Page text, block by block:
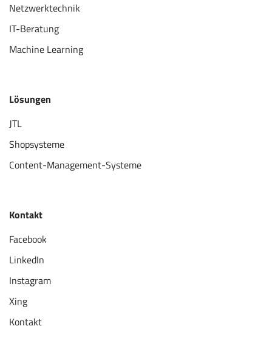
Netzwerktechnik
IT-Beratung
Machine Learning
Lösungen
JTL
Shopsysteme
Content-Management-Systeme
Kontakt
Facebook
LinkedIn
Instagram
Xing
Kontakt